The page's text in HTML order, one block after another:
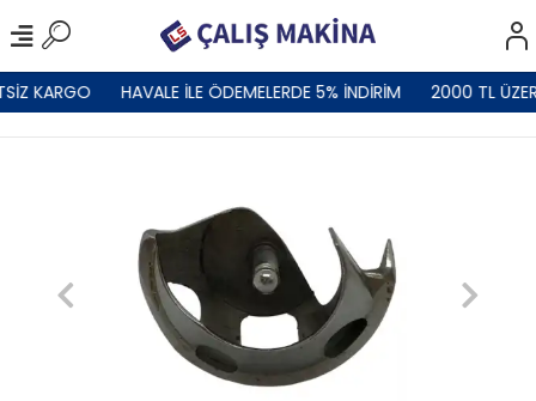
KARGO HAVALE İLE ÖDEMELERDE 5% İNDİRİM 2000 TL